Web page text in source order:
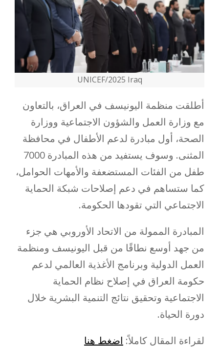
UNICEF/2025 Iraq
أطلقت منظمة اليونيسف في العراق، بالتعاون
مع وزارة العمل والشؤون الاجتماعية ووزارة
الصحة، أول مبادرة لدعم الأطفال في محافظة
المثنى. وسوف يستفيد من هذه المبادرة 7000
طفل من الفئات المستضعفة والأمهات الحوامل،
كما ستساهم في دعم إصلاحات شبكة الحماية
الاجتماعي التي تقودها الحكومة.
المبادرة الممولة من الاتحاد الأوروبي هي جزء
من جهد أوسع نطاقًا من قبل اليونيسف ومنظمة
العمل الدولية وبرنامج الأغذية العالمي لدعم
حكومة العراق في إصلاح نظام الحماية
الاجتماعية وتحقيق نتائج التنمية البشرية خلال
دورة الحياة.
لقراءة المقال كاملاً: اضغط هنا